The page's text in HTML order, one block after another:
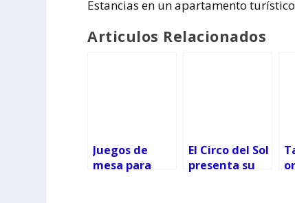
Estancias en un apartamento
Articulos Relacionados
Juegos de
mesa para
El Circo del Sol
presenta su